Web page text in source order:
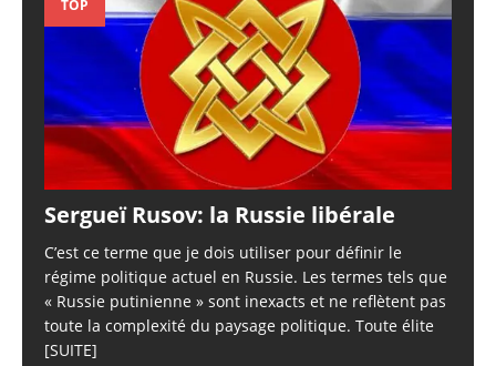
TOP
Sergueï Rusov: la Russie libérale
C’est ce terme que je dois utiliser pour définir le
régime politique actuel en Russie. Les termes tels que
« Russie putinienne » sont inexacts et ne reflètent pas
toute la complexité du paysage politique. Toute élite
[SUITE]